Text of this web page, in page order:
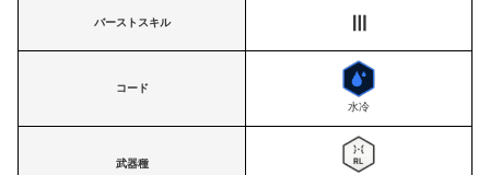
バーストスキル Ⅲ
コード
水冷
武器種